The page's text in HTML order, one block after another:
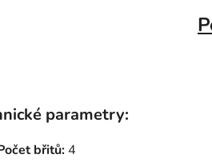
parametry:
břitů: 4